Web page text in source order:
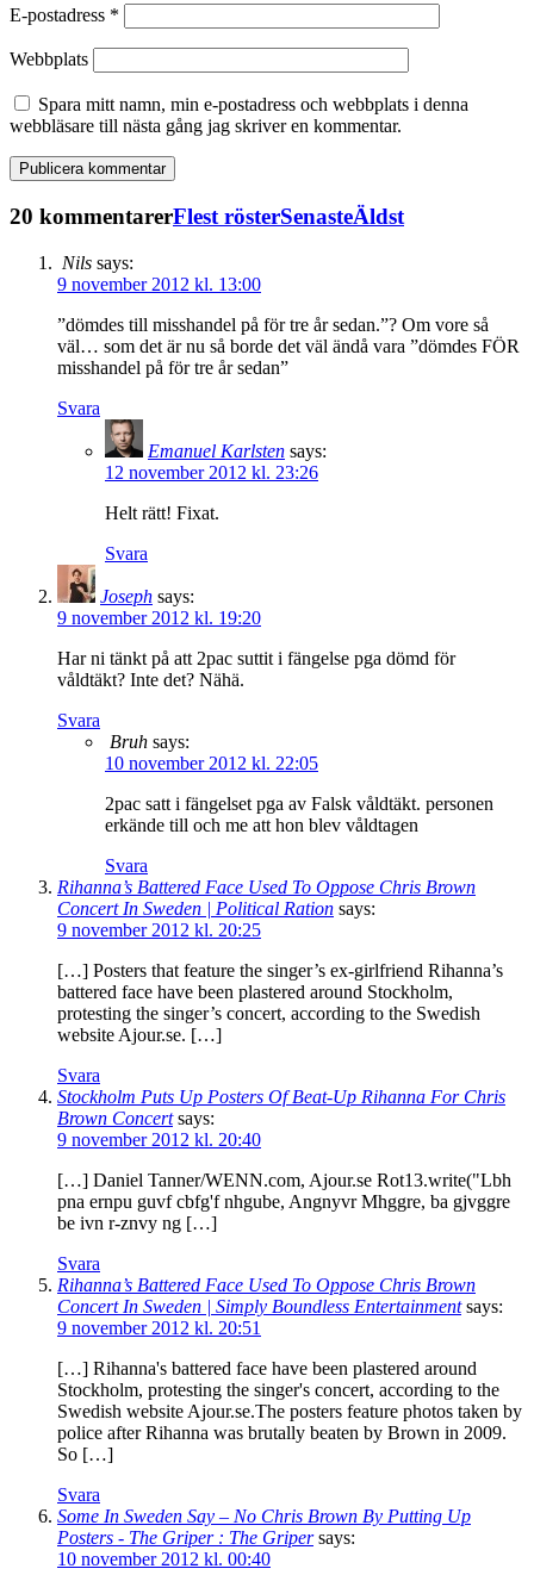
E-postadress *
Webbplats
Spara mitt namn, min e-postadress och webbplats i denna
webbläsare till nästa gång jag skriver en kommentar.
20 kommentarerFlest rösterSenasteÄldst
Nils says:
9 november 2012 kl. 13:00
”dömdes till misshandel på för tre år sedan.”? Om vore så
väl… som det är nu så borde det väl ändå vara ”dömdes FÖR
misshandel på för tre år sedan”
Svara
Emanuel Karlsten says:
12 november 2012 kl. 23:26
Helt rätt! Fixat.
Svara
Joseph says:
9 november 2012 kl. 19:20
Har ni tänkt på att 2pac suttit i fängelse pga dömd för
våldtäkt? Inte det? Nähä.
Svara
Bruh says:
10 november 2012 kl. 22:05
2pac satt i fängelset pga av Falsk våldtäkt. personen
erkände till och me att hon blev våldtagen
Svara
Rihanna’s Battered Face Used To Oppose Chris Brown
Concert In Sweden | Political Ration says:
9 november 2012 kl. 20:25
[…] Posters that feature the singer’s ex-girlfriend Rihanna’s
battered face have been plastered around Stockholm,
protesting the singer’s concert, according to the Swedish
website Ajour.se. […]
Svara
Stockholm Puts Up Posters Of Beat-Up Rihanna For Chris
Brown Concert says:
9 november 2012 kl. 20:40
[…] Daniel Tanner/WENN.com, Ajour.se Rot13.write("Lbh
pna ernpu guvf cbfg'f nhgube, Angnyvr Mhggre, ba gjvggre
be ivn r-znvy ng […]
Svara
Rihanna’s Battered Face Used To Oppose Chris Brown
Concert In Sweden | Simply Boundless Entertainment says:
9 november 2012 kl. 20:51
[…] Rihanna's battered face have been plastered around
Stockholm, protesting the singer's concert, according to the
Swedish website Ajour.se.The posters feature photos taken by
police after Rihanna was brutally beaten by Brown in 2009.
So […]
Svara
Some In Sweden Say – No Chris Brown By Putting Up
Posters - The Griper : The Griper says:
10 november 2012 kl. 00:40